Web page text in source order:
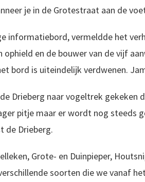
je in de Grotestraat aan de
informatiebord, vermeldde het
ophield en de bouwer van de vijf
bord is uiteindelijk verdwenen.
Drieberg naar vogeltrek gekeken
pitje maar er wordt nog steeds
de Drieberg.
Grote- en Duinpieper,
soorten die we vanaf